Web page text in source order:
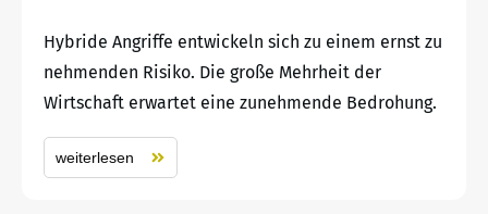
Hybride Angriffe entwickeln sich zu einem ernst zu
nehmenden Risiko. Die große Mehrheit der
Wirtschaft erwartet eine zunehmende Bedrohung.
weiterlesen